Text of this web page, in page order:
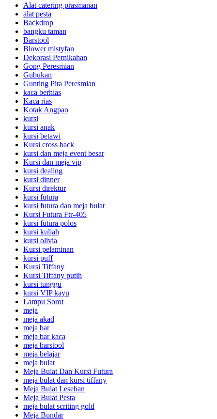
Alat catering prasmanan
alat pesta
Backdrop
bangku taman
Barstool
Blower mistyfan
Dekorasi Pernikahan
Gong Peresmian
Gubukan
Gunting Pita Peresmian
kaca berhias
Kaca rias
Kotak Angpao
kursi
kursi anak
kursi betawi
Kursi cross back
kursi dan meja event besar
Kursi dan meja vip
kursi dealing
kursi dinner
Kursi direktur
kursi futura
kursi futura dan meja bulat
Kursi Futura Ftr-405
kursi futura polos
kursi kuliah
kursi olivia
Kursi pelaminan
kursi puff
Kursi Tiffany
Kursi Tiffany putih
kursi tunggu
kursi VIP kayu
Lampu Sorot
meja
meja akad
meja bar
meja bar kaca
meja barstool
meja belajar
meja bulat
Meja Bulat Dan Kursi Futura
meja bulat dan kursi tiffany
Meja Bulat Lesehan
Meja Bulat Pesta
meja bulat scriting gold
Meja Bundar